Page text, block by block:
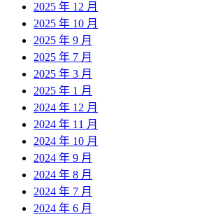
2025 年 12 月
2025 年 10 月
2025 年 9 月
2025 年 7 月
2025 年 3 月
2025 年 1 月
2024 年 12 月
2024 年 11 月
2024 年 10 月
2024 年 9 月
2024 年 8 月
2024 年 7 月
2024 年 6 月